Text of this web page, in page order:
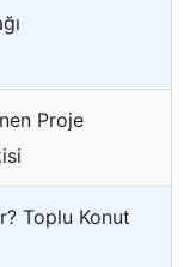
Proje
Toplu Konut